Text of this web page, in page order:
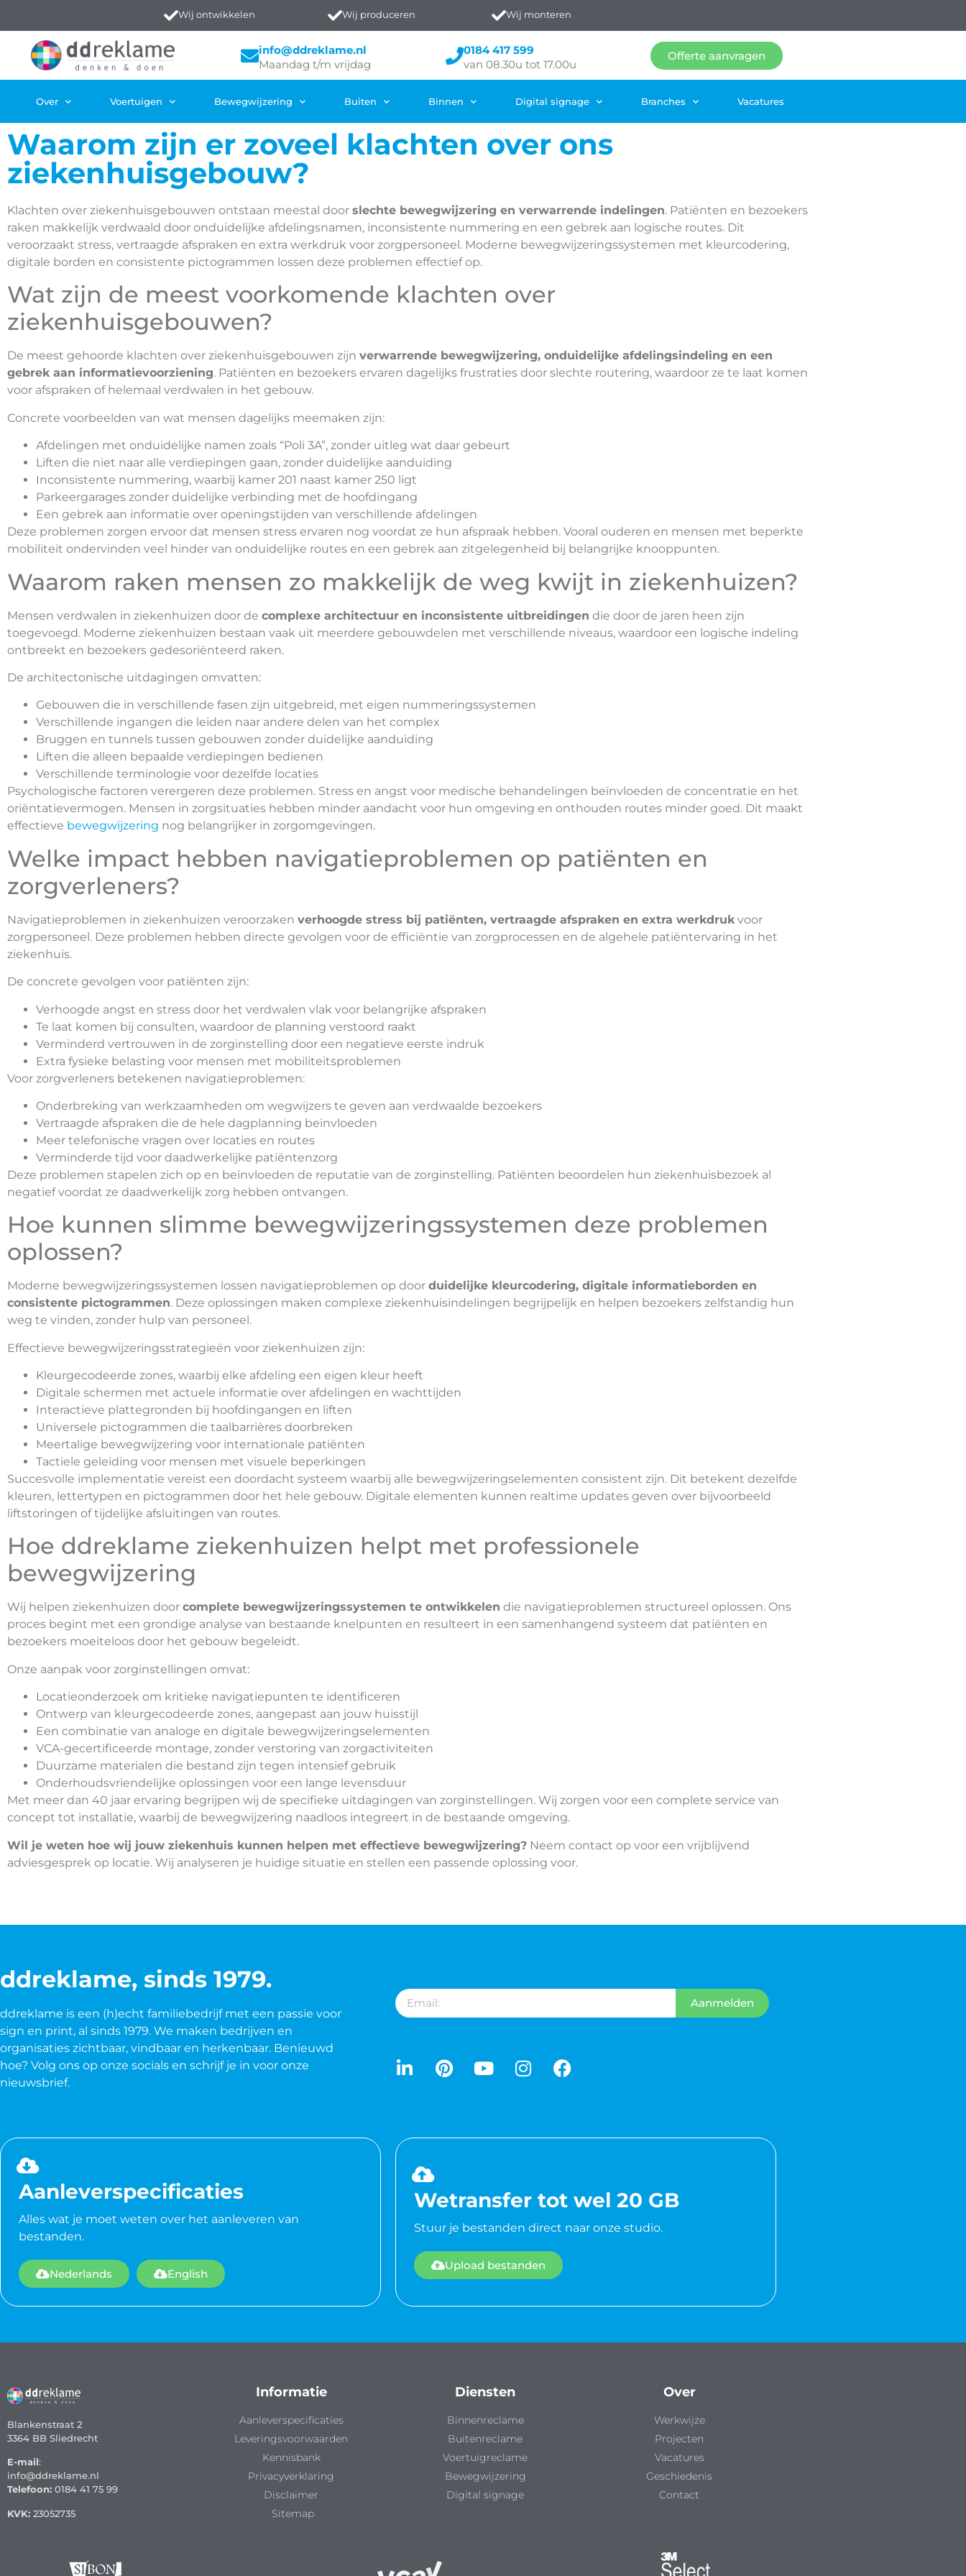
Wij ontwikkelen Wij produceren Wij monteren
info@ddreklame.nl
Maandag t/m vrijdag
0184 417 599
van 08.30u tot 17.00u
Offerte aanvragen
Over Voertuigen Bewegwijzering Buiten Binnen Digital signage Branches Vacatures
Waarom zijn er zoveel klachten over ons
ziekenhuisgebouw?
Klachten over ziekenhuisgebouwen ontstaan meestal door slechte bewegwijzering en verwarrende indelingen. Patiënten en bezoekers
raken makkelijk verdwaald door onduidelijke afdelingsnamen, inconsistente nummering en een gebrek aan logische routes. Dit
veroorzaakt stress, vertraagde afspraken en extra werkdruk voor zorgpersoneel. Moderne bewegwijzeringssystemen met kleurcodering,
digitale borden en consistente pictogrammen lossen deze problemen effectief op.
Wat zijn de meest voorkomende klachten over
ziekenhuisgebouwen?
De meest gehoorde klachten over ziekenhuisgebouwen zijn verwarrende bewegwijzering, onduidelijke afdelingsindeling en een
gebrek aan informatievoorziening. Patiënten en bezoekers ervaren dagelijks frustraties door slechte routering, waardoor ze te laat komen
voor afspraken of helemaal verdwalen in het gebouw.
Concrete voorbeelden van wat mensen dagelijks meemaken zijn:
Afdelingen met onduidelijke namen zoals “Poli 3A”, zonder uitleg wat daar gebeurt
Liften die niet naar alle verdiepingen gaan, zonder duidelijke aanduiding
Inconsistente nummering, waarbij kamer 201 naast kamer 250 ligt
Parkeergarages zonder duidelijke verbinding met de hoofdingang
Een gebrek aan informatie over openingstijden van verschillende afdelingen
Deze problemen zorgen ervoor dat mensen stress ervaren nog voordat ze hun afspraak hebben. Vooral ouderen en mensen met beperkte
mobiliteit ondervinden veel hinder van onduidelijke routes en een gebrek aan zitgelegenheid bij belangrijke knooppunten.
Waarom raken mensen zo makkelijk de weg kwijt in ziekenhuizen?
Mensen verdwalen in ziekenhuizen door de complexe architectuur en inconsistente uitbreidingen die door de jaren heen zijn
toegevoegd. Moderne ziekenhuizen bestaan vaak uit meerdere gebouwdelen met verschillende niveaus, waardoor een logische indeling
ontbreekt en bezoekers gedesoriënteerd raken.
De architectonische uitdagingen omvatten:
Gebouwen die in verschillende fasen zijn uitgebreid, met eigen nummeringssystemen
Verschillende ingangen die leiden naar andere delen van het complex
Bruggen en tunnels tussen gebouwen zonder duidelijke aanduiding
Liften die alleen bepaalde verdiepingen bedienen
Verschillende terminologie voor dezelfde locaties
Psychologische factoren verergeren deze problemen. Stress en angst voor medische behandelingen beïnvloeden de concentratie en het
oriëntatievermogen. Mensen in zorgsituaties hebben minder aandacht voor hun omgeving en onthouden routes minder goed. Dit maakt
effectieve bewegwijzering nog belangrijker in zorgomgevingen.
Welke impact hebben navigatieproblemen op patiënten en
zorgverleners?
Navigatieproblemen in ziekenhuizen veroorzaken verhoogde stress bij patiënten, vertraagde afspraken en extra werkdruk voor
zorgpersoneel. Deze problemen hebben directe gevolgen voor de efficiëntie van zorgprocessen en de algehele patiëntervaring in het
ziekenhuis.
De concrete gevolgen voor patiënten zijn:
Verhoogde angst en stress door het verdwalen vlak voor belangrijke afspraken
Te laat komen bij consulten, waardoor de planning verstoord raakt
Verminderd vertrouwen in de zorginstelling door een negatieve eerste indruk
Extra fysieke belasting voor mensen met mobiliteitsproblemen
Voor zorgverleners betekenen navigatieproblemen:
Onderbreking van werkzaamheden om wegwijzers te geven aan verdwaalde bezoekers
Vertraagde afspraken die de hele dagplanning beïnvloeden
Meer telefonische vragen over locaties en routes
Verminderde tijd voor daadwerkelijke patiëntenzorg
Deze problemen stapelen zich op en beïnvloeden de reputatie van de zorginstelling. Patiënten beoordelen hun ziekenhuisbezoek al
negatief voordat ze daadwerkelijk zorg hebben ontvangen.
Hoe kunnen slimme bewegwijzeringssystemen deze problemen
oplossen?
Moderne bewegwijzeringssystemen lossen navigatieproblemen op door duidelijke kleurcodering, digitale informatieborden en
consistente pictogrammen. Deze oplossingen maken complexe ziekenhuisindelingen begrijpelijk en helpen bezoekers zelfstandig hun
weg te vinden, zonder hulp van personeel.
Effectieve bewegwijzeringsstrategieën voor ziekenhuizen zijn:
Kleurgecodeerde zones, waarbij elke afdeling een eigen kleur heeft
Digitale schermen met actuele informatie over afdelingen en wachttijden
Interactieve plattegronden bij hoofdingangen en liften
Universele pictogrammen die taalbarrières doorbreken
Meertalige bewegwijzering voor internationale patiënten
Tactiele geleiding voor mensen met visuele beperkingen
Succesvolle implementatie vereist een doordacht systeem waarbij alle bewegwijzeringselementen consistent zijn. Dit betekent dezelfde
kleuren, lettertypen en pictogrammen door het hele gebouw. Digitale elementen kunnen realtime updates geven over bijvoorbeeld
liftstoringen of tijdelijke afsluitingen van routes.
Hoe ddreklame ziekenhuizen helpt met professionele
bewegwijzering
Wij helpen ziekenhuizen door complete bewegwijzeringssystemen te ontwikkelen die navigatieproblemen structureel oplossen. Ons
proces begint met een grondige analyse van bestaande knelpunten en resulteert in een samenhangend systeem dat patiënten en
bezoekers moeiteloos door het gebouw begeleidt.
Onze aanpak voor zorginstellingen omvat:
Locatieonderzoek om kritieke navigatiepunten te identificeren
Ontwerp van kleurgecodeerde zones, aangepast aan jouw huisstijl
Een combinatie van analoge en digitale bewegwijzeringselementen
VCA-gecertificeerde montage, zonder verstoring van zorgactiviteiten
Duurzame materialen die bestand zijn tegen intensief gebruik
Onderhoudsvriendelijke oplossingen voor een lange levensduur
Met meer dan 40 jaar ervaring begrijpen wij de specifieke uitdagingen van zorginstellingen. Wij zorgen voor een complete service van
concept tot installatie, waarbij de bewegwijzering naadloos integreert in de bestaande omgeving.
Wil je weten hoe wij jouw ziekenhuis kunnen helpen met effectieve bewegwijzering? Neem contact op voor een vrijblijvend
adviesgesprek op locatie. Wij analyseren je huidige situatie en stellen een passende oplossing voor.
ddreklame, sinds 1979.
ddreklame is een (h)echt familiebedrijf met een passie voor
sign en print, al sinds 1979. We maken bedrijven en
organisaties zichtbaar, vindbaar en herkenbaar. Benieuwd
hoe? Volg ons op onze socials en schrijf je in voor onze
nieuwsbrief.
Aanmelden
Aanleverspecificaties
Alles wat je moet weten over het aanleveren van
bestanden.
Nederlands English
Wetransfer tot wel 20 GB
Stuur je bestanden direct naar onze studio.
Upload bestanden
Blankenstraat 2
3364 BB Sliedrecht
E-mail:
info@ddreklame.nl
Telefoon: 0184 41 75 99
KVK: 23052735
Informatie
Aanleverspecificaties
Leveringsvoorwaarden
Kennisbank
Privacyverklaring
Disclaimer
Sitemap
Diensten
Binnenreclame
Buitenreclame
Voertuigreclame
Bewegwijzering
Digital signage
Over
Werkwijze
Projecten
Vacatures
Geschiedenis
Contact